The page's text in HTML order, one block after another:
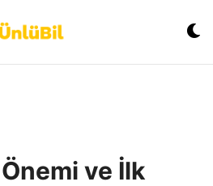
Önemi ve İlk